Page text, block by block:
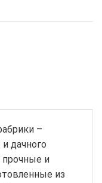
–
дачного
прочные и
из